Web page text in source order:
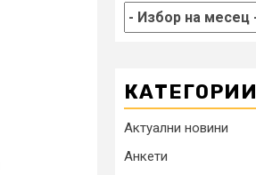
КАТЕГОРИИ
Актуални новини
Анкети